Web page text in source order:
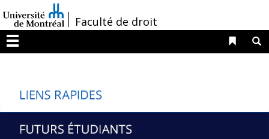
au
contenu
/Faculté de droit
Menu
Liens